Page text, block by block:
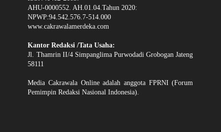
AHU-0000552. AH.01.04.Tahun 2020:
NPWP:94.542.576.7-514.000
www.cakrawalamerdeka.com
Kantor Redaksi /Tata Usaha:
Jl. Thamrin II/4 Simpanglima Purwodadi Grobogan Jateng
58111
Media Cakrawala Online adalah anggota FPRNI (Forum
Pemimpin Redaksi Nasional Indonesia).